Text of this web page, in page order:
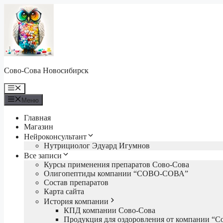
Перейти
содержимому
Сово-Сова Новосибирск
Меню
Меню
Главная
Магазин
Нейроконсультант
Нутрициолог Эдуард Игумнов
Все записи
Курсы применения препаратов Сово-Сова
Олигопептиды компании “СОВО-СОВА”
Состав препаратов
Карта сайта
История компании
КПД компании Сово-Сова
Продукция для оздоровления от компании